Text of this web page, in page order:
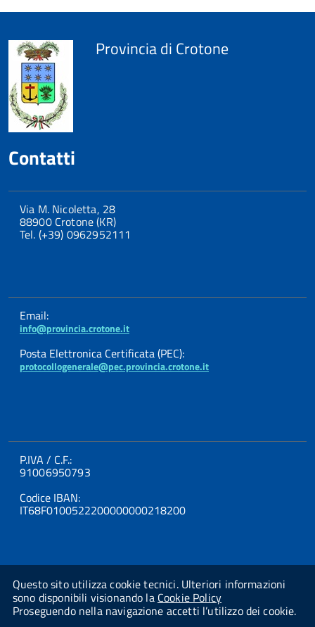
Questo sito utilizza cookie tecnici. Ulteriori informazioni
sono disponibili visionando la Cookie Policy
Proseguendo nella navigazione accetti l’utilizzo dei cookie.
Provincia di Crotone
Contatti
Via M. Nicoletta, 28
88900 Crotone (KR)
Tel. (+39) 0962952111
Email:
info@provincia.crotone.it
Posta Elettronica Certificata (PEC):
protocollogenerale@pec.provincia.crotone.it
P.IVA / C.F.:
91006950793
Codice IBAN:
IT68F0100522200000000218200